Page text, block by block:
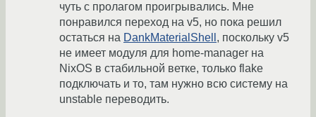
чуть с пролагом проигрывались. Мне
понравился переход на v5, но пока решил
остаться на DankMaterialShell , поскольку v5
не имеет модуля для home-manager на
NixOS в стабильной ветке, только flake
подключать и то, там нужно всю систему на
unstable переводить.